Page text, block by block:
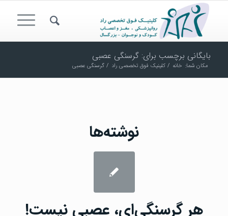
بایگانی برچسب برای: گرسنگی عصبی
مکان شما: خانه / کلینیک فوق تخصصی راد / گرسنگی عصبی
نوشته‌ها
هر گرسنگی‌ای، عصبی نیست!